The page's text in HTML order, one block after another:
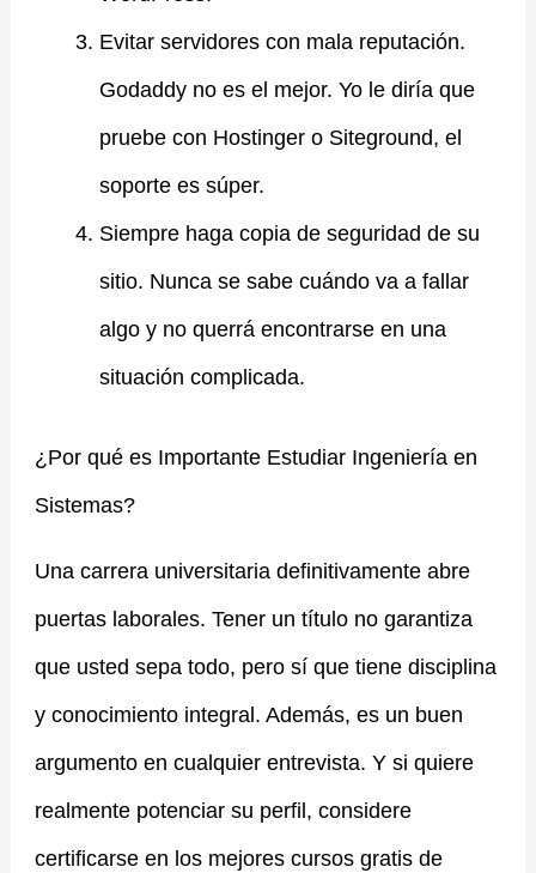
Evitar servidores con mala reputación.
Godaddy no es el mejor. Yo le diría que
pruebe con Hostinger o Siteground, el
soporte es súper.
Siempre haga copia de seguridad de su
sitio. Nunca se sabe cuándo va a fallar
algo y no querrá encontrarse en una
situación complicada.
¿Por qué es Importante Estudiar Ingeniería en
Sistemas?
Una carrera universitaria definitivamente abre
puertas laborales. Tener un título no garantiza
que usted sepa todo, pero sí que tiene disciplina
y conocimiento integral. Además, es un buen
argumento en cualquier entrevista. Y si quiere
realmente potenciar su perfil, considere
certificarse en los mejores cursos gratis de